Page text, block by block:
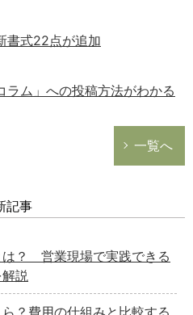
書式22点が追加
ラム」への投稿方法がわかる
一覧へ
記事
は？ 営業現場で実践できる
説